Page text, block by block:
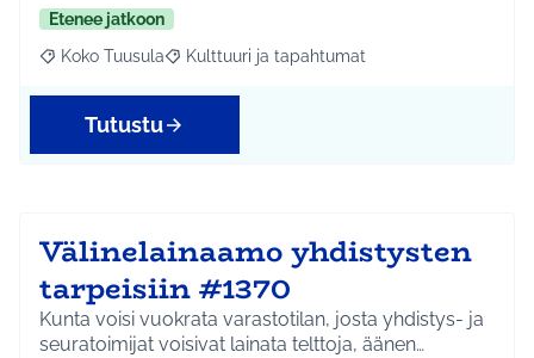
Etenee jatkoon
Rajaa tulokset aihepiirin mukaan: Koko Tuusula
Koko Tuusula Rajaa tulokset teeman mukaan: Kulttuuri ja
Kulttuuri ja tapahtumat
Tutustu
Välinelainaamo yhdistysten
tarpeisiin #1370
Kunta voisi vuokrata varastotilan, josta yhdistys- ja
seuratoimijat voisivat lainata telttoja, äänen…